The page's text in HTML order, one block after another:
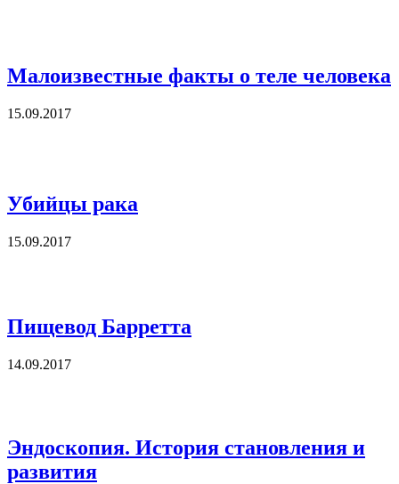
Малоизвестные факты о теле человека
15.09.2017
Убийцы рака
15.09.2017
Пищевод Барретта
14.09.2017
Эндоскопия. История становления и
развития